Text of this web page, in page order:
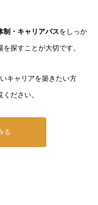
制・キャリアパスをしっか
探すことが大切です。
キャリアを築きたい方
ください。
る